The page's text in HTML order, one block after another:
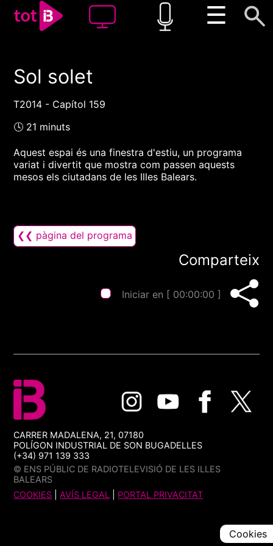
☰
00:00 00:00
1x
Sol solet
T2014 - Capítol 159
🕓 21 minuts
Aquest espai és una finestra d'estiu, un programa
variat i divertit que mostra com passen aquests
mesos els ciutadans de les Illes Balears.
❮❮ pàgina del programa
Comparteix
Iniciar en [ 00:00:00 ]
CARRER MADALENA, 21, 07180
POLÍGON INDUSTRIAL DE SON BUGADELLES
(+34) 971 139 333
© ENS PÚBLIC DE RADIOTELEVISIÓ DE LES ILLES
BALEARS
COOKIES |AVÍS LEGAL PORTAL PRIVACITAT
Cookies